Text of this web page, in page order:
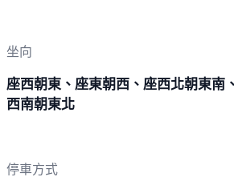
坐向
座西朝東、座東朝西、座西北朝東南
西南朝東北
停車方式